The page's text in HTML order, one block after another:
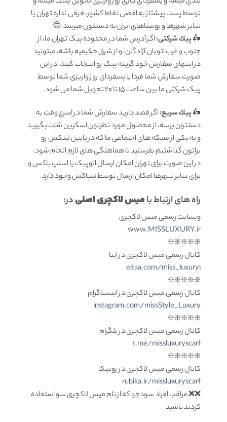
توسط پست پیشتاز به اقصی نقاط کشور، فرقی نداره تهران یا
سایر شهرها و روستاهای ایران به دستتون میرسد.😍
🛵پيك شرکتی:اگر آدرس شما در محدوده پیک تهران ما، از
جنوب و غرب اتوبان آزادگان، و از شرق حکیمیه باشه، میتونید
در انتهای سفارش خود گزینه پیک رو انتخاب کنید، در این
صورت سفارش شما فردا یا پسفردای روز واريزى شما توسط
پیک شرکتی ما بين ساعت ۱۵ تا ٢٠ تحويل شما مى شود.
🛵پيك سریع:اگر قصد دارید سفارش شما در اسرع وقت به
دستتون برسه، از محصول مورد نظرتون اسکرین شات بگیرید
و به یکی از شبکه های اجتماعی ما که در پایین لینکش رو
براتون گذاشتیم بفرستید تا هماهنگی های لازم انجام شود.
در این صورت برای تهران امکان ارسال الوپیک یا اسنپ باکس و
برای سایر شهرها امکان ارسال توسط تیپاکس وجود دارد.
راه های ارتباط بامیس لاکچری اصلیدر:
وبسایت رسمی میس لاکچری
www.MISSLUXURY.ir
❇️❇️❇️❇️❇️
کانال رسمی میس لاکچری در ایتا
eitaa.com/miss_luxury1
❇️❇️❇️❇️❇️
کانال رسمی میس لاکچری در اینستاگرام
instagram.com/missStyle_Luxury
❇️❇️❇️❇️❇️
کانال رسمی میس لاکچری در تلگرام
t.me/missluxuryscarf
❇️❇️❇️❇️❇️
کانال رسمی میس لاکچری در روبیکا
rubika.ir/missluxuryscarf
❌❌ مراقب افراد سودجو که از نام میس لاکچری سو استفاده
کردند باشید